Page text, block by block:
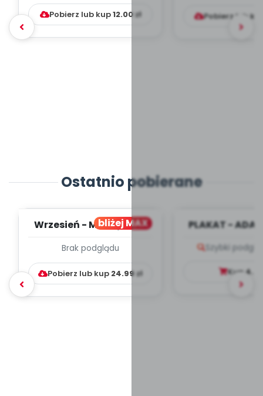
Pobierz lub kup12.00zł Pobierz lub
Ostatnio pobierane
bliżej MAX
Wrzesień - MIESIĘCZNY
WYCHOWAWCZO –
DYDAKTYC...
Brak podglądu
Pobierz lub kup 24.99zł
PLAKAT -
Szybki
Kup